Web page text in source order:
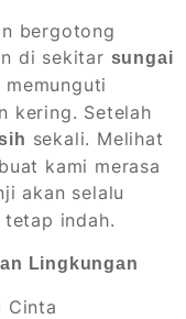
bergotong
di sekitar sungai
memunguti
kering. Setelah
sekali. Melihat
kami merasa
akan selalu
tetap indah.
Lingkungan
Cinta